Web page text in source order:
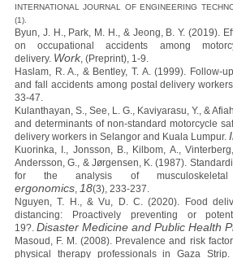
INTERNATIONAL JOURNAL OF ENGINEERING
(1).
Byun, J. H., Park, M. H., & Jeong, B. Y. (2019).
on occupational accidents among
delivery. Work, (Preprint), 1-9.
Haslam, R. A., & Bentley, T. A. (1999). Follow-
and fall accidents among postal delivery
33-47.
Kulanthayan, S., See, L. G., Kaviyarasu, Y., &
and determinants of non-standard motorcycle
delivery workers in Selangor and Kuala Lumpur.
Kuorinka, I., Jonsson, B., Kilbom, A.,
Andersson, G., & Jørgensen, K. (1987).
for the analysis of
ergonomics, 18(3), 233-237.
Nguyen, T. H., & Vu, D. C. (2020). Food
distancing: Proactively preventing or
19?. Disaster Medicine and Public Health
Masoud, F. M. (2008). Prevalence and risk
physical therapy professionals in Gaza Strip.